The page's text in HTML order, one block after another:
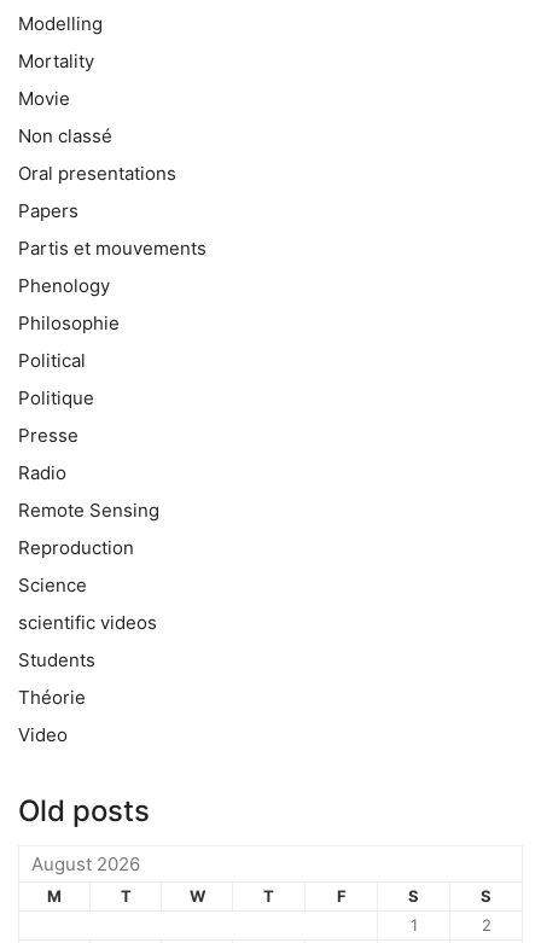
Modelling
Mortality
Movie
Non classé
Oral presentations
Papers
Partis et mouvements
Phenology
Philosophie
Political
Politique
Presse
Radio
Remote Sensing
Reproduction
Science
scientific videos
Students
Théorie
Video
Old posts
August 2026
M T W T F S
S
1
2